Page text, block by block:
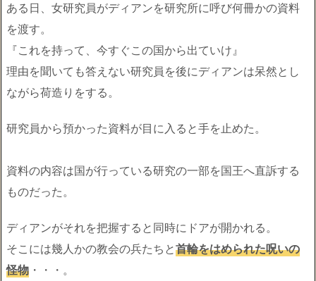
ある日、女研究員がディアンを研究所に呼び何冊かの資料
を渡す。
『これを持って、今すぐこの国から出ていけ』
理由を聞いても答えない研究員を後にディアンは呆然とし
ながら荷造りをする。
研究員から預かった資料が目に入ると手を止めた。
資料の内容は国が行っている研究の一部を国王へ直訴する
ものだった。
ディアンがそれを把握すると同時にドアが開かれる。
そこには幾人かの教会の兵たちと首輪をはめられた呪いの
怪物 ・・・。